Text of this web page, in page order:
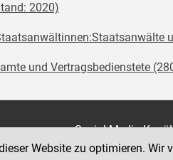
2020)
und Vertragsbedienstete
Social Media
der Justiz und des
Website zu optimieren.